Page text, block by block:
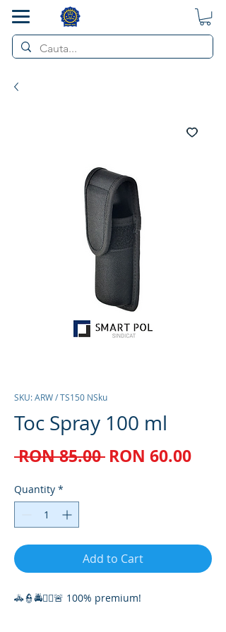
SKU: ARW / TS150 NSku
Toc Spray 100 ml
RON 85.00 Regular
RON 60.00Sale
Quantity *
Add to Cart
🚓👮🚔👮‍♀️🚨 100% premium!